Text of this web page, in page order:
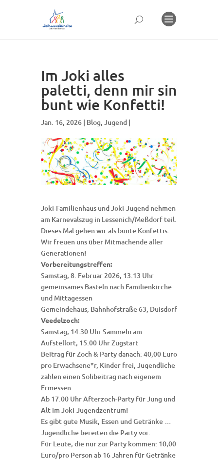
Im Joki alles
paletti, denn mir sin
bunt wie Konfetti!
Jan. 16, 2026 | Blog, Jugend |
Joki-Familienhaus und Joki-Jugend nehmen
am Karnevalszug in Lessenich/Meßdorf teil.
Dieses Mal gehen wir als bunte Konfettis.
Wir freuen uns über Mitmachende aller
Generationen!
Vorbereitungstreffen:
Samstag, 8. Februar 2026, 13.13 Uhr
gemeinsames Basteln nach Familienkirche
und Mittagessen
Gemeindehaus, Bahnhofstraße 63, Duisdorf
Veedelzoch:
Samstag, 14.30 Uhr Sammeln am
Aufstellort, 15.00 Uhr Zugstart
Beitrag für Zoch & Party danach: 40,00 Euro
pro Erwachsene*r, Kinder frei, Jugendliche
zahlen einen Solibeitrag nach eigenem
Ermessen.
Ab 17.00 Uhr Afterzoch-Party für Jung und
Alt im Joki-Jugendzentrum!
Es gibt gute Musik, Essen und Getränke …
Jugendliche bereiten die Party vor.
Für Leute, die nur zur Party kommen: 10,00
Euro/pro Person ab 16 Jahren für Getränke